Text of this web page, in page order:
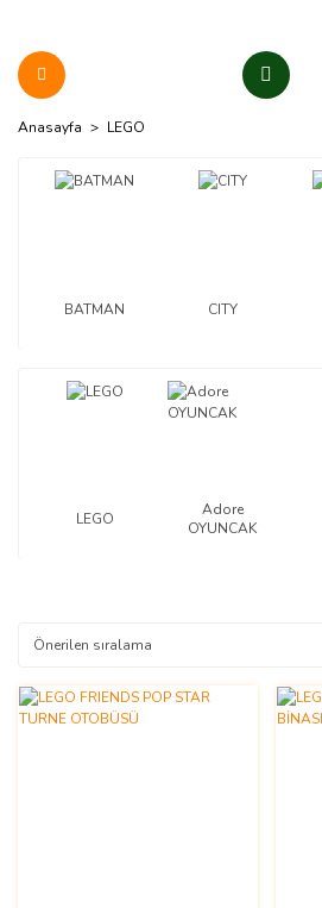
Anasayfa LEGO
BATMAN CITY
LEGO
Adore
OYUNCAK